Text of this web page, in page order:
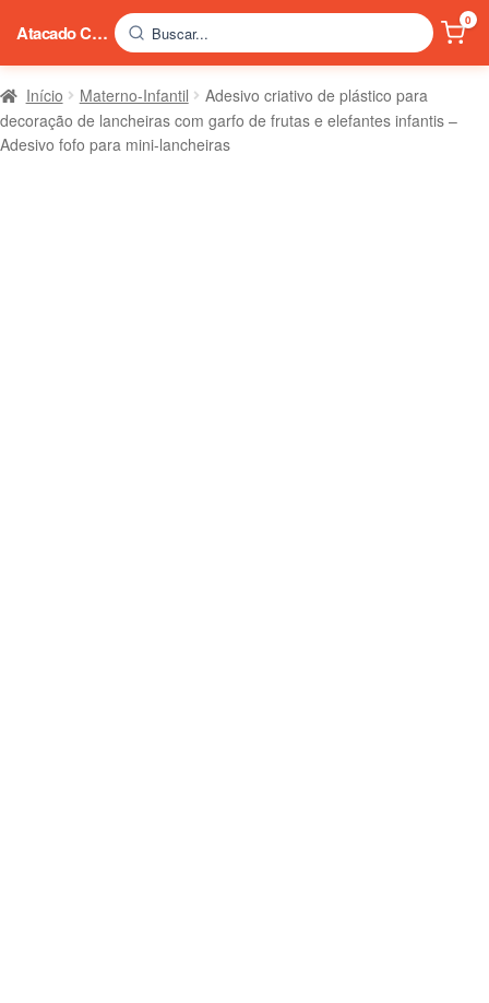
Início Materno-Infantil
Adesivo criativo de plástico para
decoração de lancheiras com garfo de frutas e elefantes infantis –
Adesivo fofo para mini-lancheiras
Atacado China Buscar...
0